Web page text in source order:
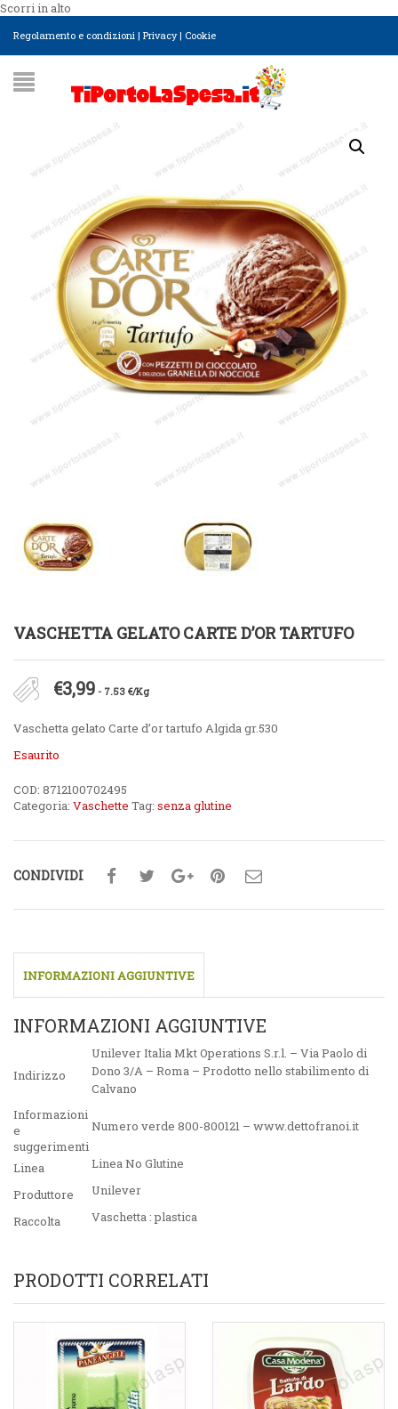
Scorri in alto
Regolamento e condizioni | Privacy| Cookie
VASCHETTA GELATO CARTE D’OR TARTUFO
€3,99 - 7.53 €/Kg
Vaschetta gelato Carte d’or tartufo Algida gr.530
Esaurito
COD: 8712100702495
Categoria: Vaschette Tag: senza glutine
CONDIVIDI
INFORMAZIONI AGGIUNTIVE
INFORMAZIONI AGGIUNTIVE
Indirizzo
Unilever Italia Mkt Operations S.r.l. – Via Paolo di
Dono 3/A – Roma – Prodotto nello stabilimento di
Calvano
Informazioni
e
suggerimenti
Numero verde 800-800121 – www.dettofranoi.it
Linea
Linea No Glutine
Produttore
Unilever
Raccolta
Vaschetta : plastica
PRODOTTI CORRELATI